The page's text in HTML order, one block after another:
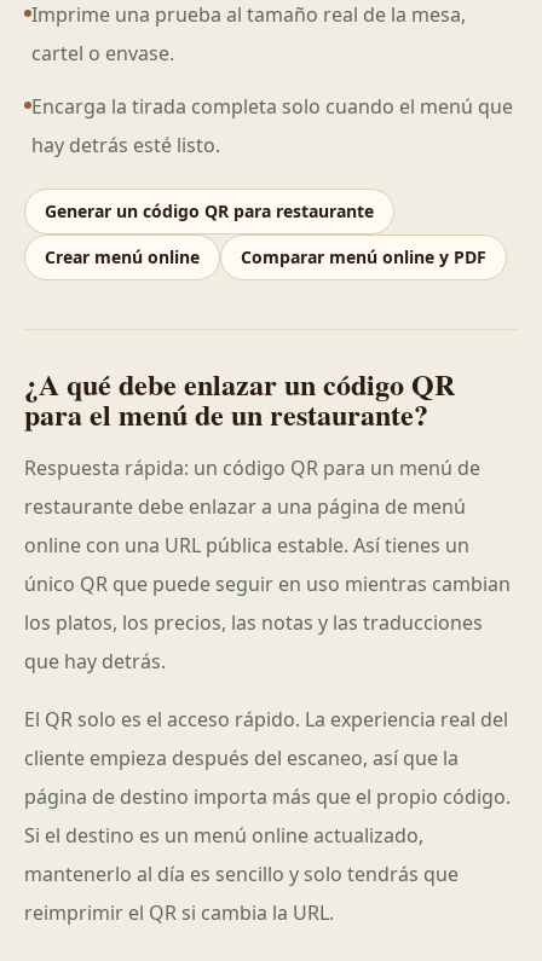
Imprime una prueba al tamaño real de la mesa,
cartel o envase.
Encarga la tirada completa solo cuando el menú que
hay detrás esté listo.
Generar un código QR para restaurante
Crear menú online
Comparar menú online y PDF
¿A qué debe enlazar un código QR
para el menú de un restaurante?
Respuesta rápida: un código QR para un menú de
restaurante debe enlazar a una página de menú
online con una URL pública estable. Así tienes un
único QR que puede seguir en uso mientras cambian
los platos, los precios, las notas y las traducciones
que hay detrás.
El QR solo es el acceso rápido. La experiencia real del
cliente empieza después del escaneo, así que la
página de destino importa más que el propio código.
Si el destino es un menú online actualizado,
mantenerlo al día es sencillo y solo tendrás que
reimprimir el QR si cambia la URL.